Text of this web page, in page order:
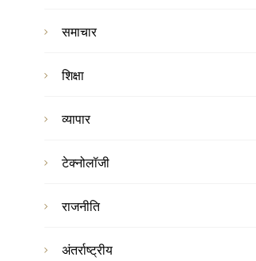
समाचार
शिक्षा
व्यापार
टेक्नोलॉजी
राजनीति
अंतर्राष्ट्रीय